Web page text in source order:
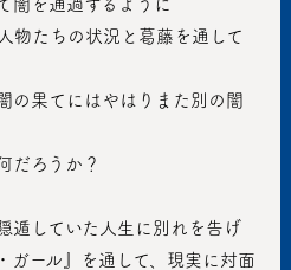
闇を通過するように
だろうか？
遁していた人生に別れを告げ